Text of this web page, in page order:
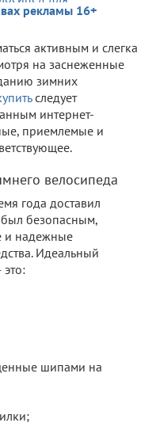
рекламы 16+
активным и слегка
на заснеженные
зимних
следует
интернет-
приемлемые и
велосипеда
года доставил
был безопасным,
и надежные
Идеальный
шипами на